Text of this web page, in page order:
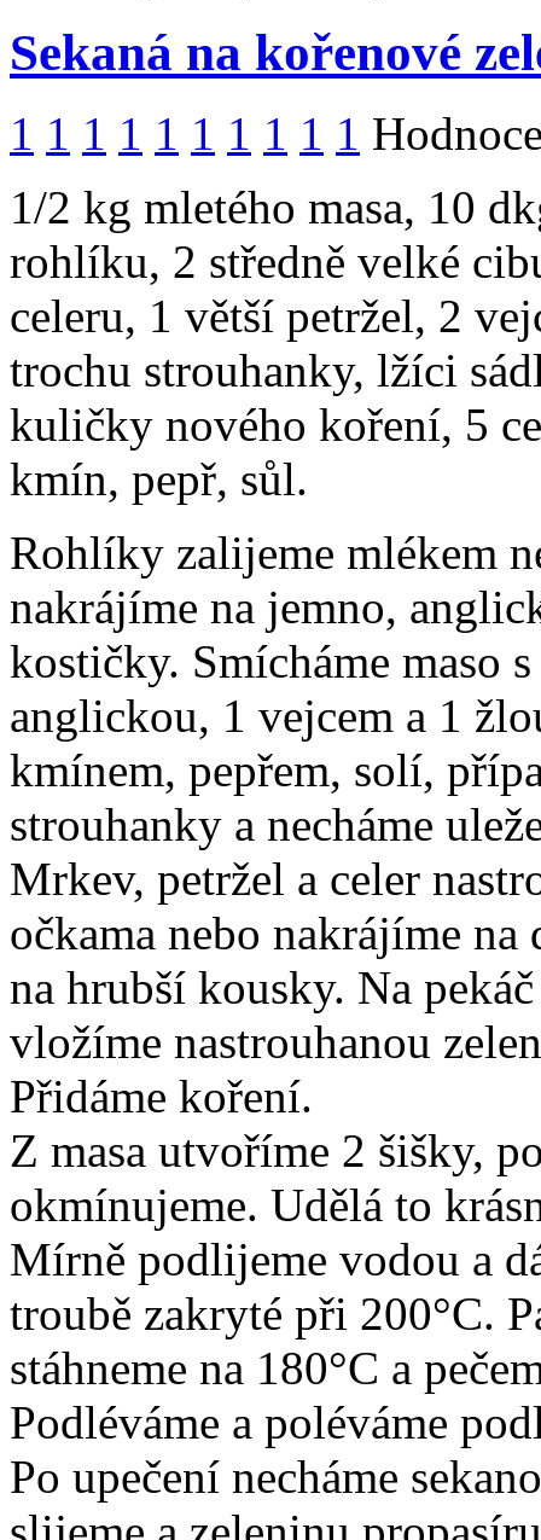
Sekaná na kořenové
1 1 1 1 1 1 1 1 1 1
1/2 kg mletého masa, 10
rohlíku, 2 středně velké
celeru, 1 větší petržel, 2
trochu strouhanky, lžíci
kuličky nového koření, 5
kmín, pepř, sůl.
Rohlíky zalijeme mlékem
nakrájíme na jemno,
kostičky. Smícháme maso
anglickou, 1 vejcem a 1
kmínem, pepřem, solí,
strouhanky a necháme
Mrkev, petržel a celer
očkama nebo nakrájíme
na hrubší kousky. Na
vložíme nastrouhanou
Přidáme koření.
Z masa utvoříme 2 šišky,
okmínujeme. Udělá to
Mírně podlijeme vodou a
troubě zakryté při 200°C.
stáhneme na 180°C a
Podléváme a poléváme
Po upečení necháme